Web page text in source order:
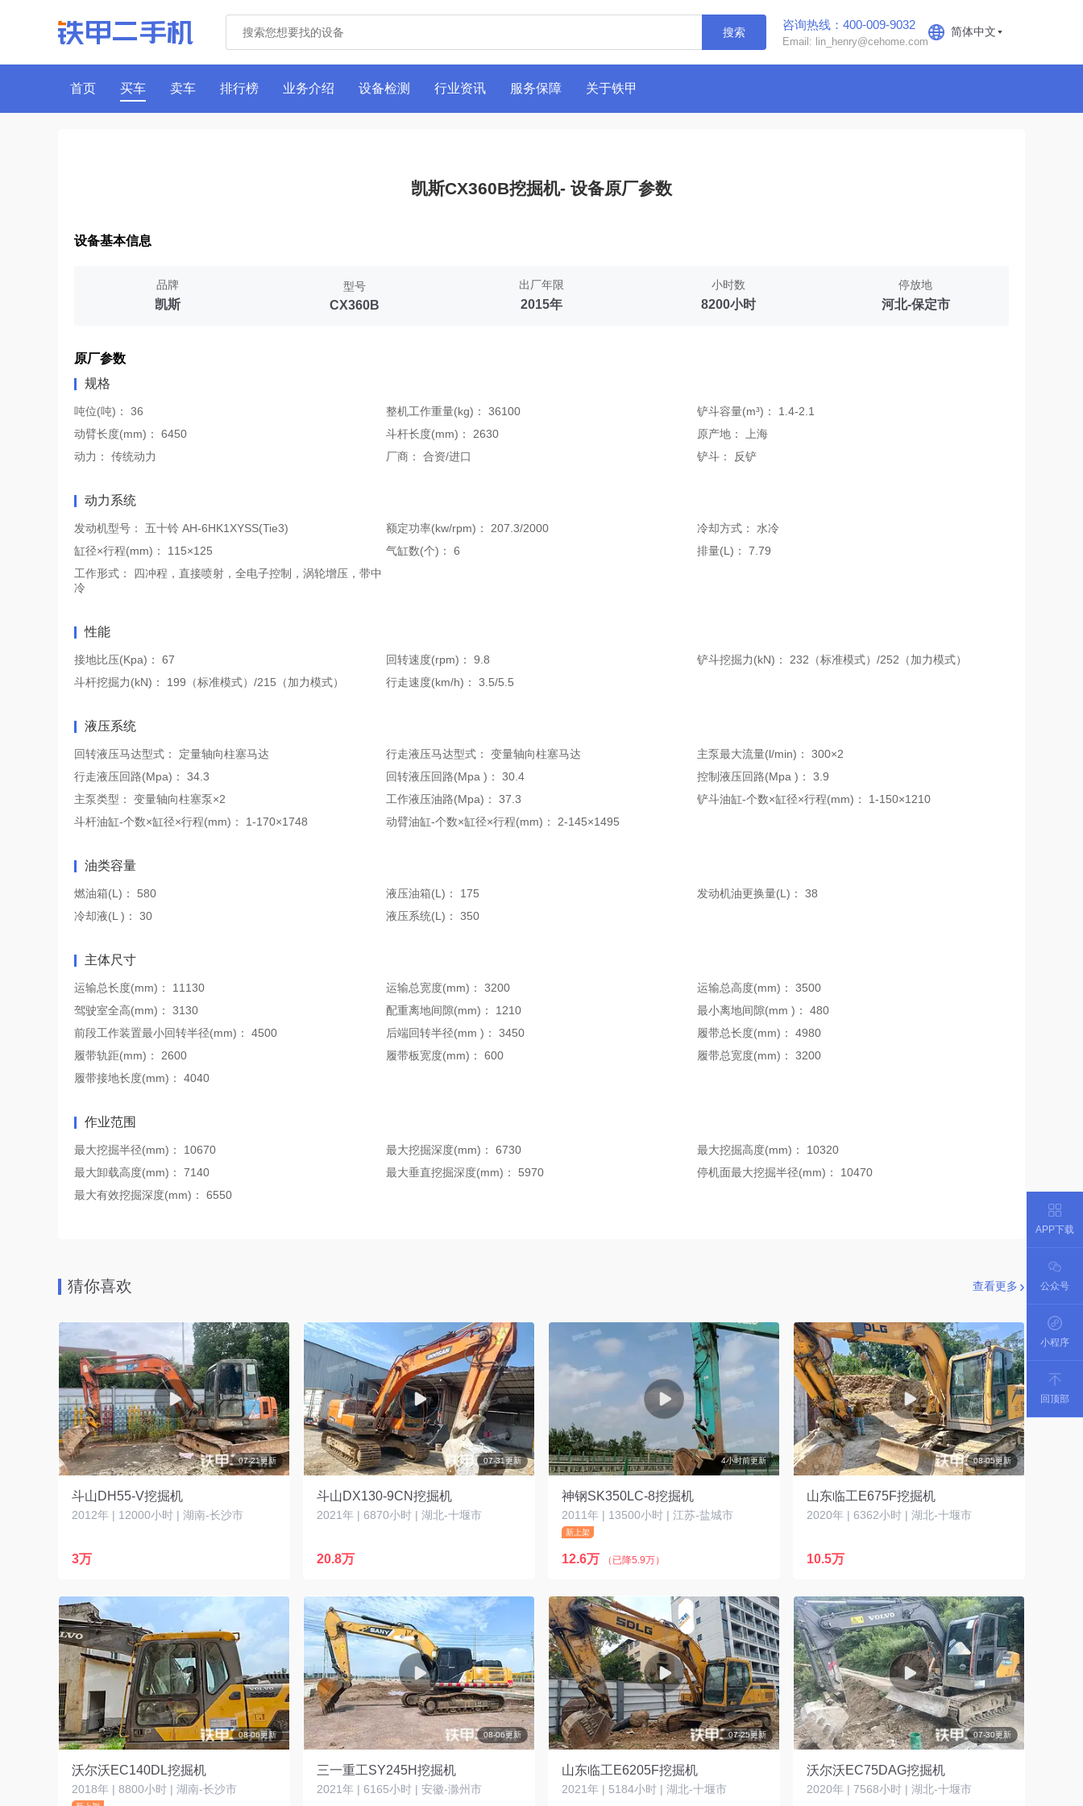
搜索
咨询热线：400-009-9032
Email: lin_henry@cehome.com
简体中文
首页 买车 卖车 排行榜 业务介绍 设备检测 行业资讯 服务保障 关于铁甲
凯斯CX360B挖掘机- 设备原厂参数
设备基本信息
品牌
凯斯
型号
CX360B
出厂年限
2015年
小时数
8200小时
停放地
河北-保定市
原厂参数
规格
吨位(吨)： 36 整机工作重量(kg)： 36100 铲斗容量(m³)：
1.4-2.1
动臂长度(mm)：
6450 斗杆长度(mm)： 2630 原产地：
上海
动力：
传统动力 厂商： 合资/进口 铲斗： 反铲
动力系统
发动机型号： 五十铃 AH-6HK1XYSS(Tie3) 额定功率(kw/rpm)： 207.3/2000 冷却方式：
水冷
缸径×行程(mm)：
115×125 气缸数(个)： 6 排量(L)：
7.79
工作形式：
四冲程，直接喷射，全电子控制，涡轮增压，带中
冷
性能
接地比压(Kpa)： 67 回转速度(rpm)： 9.8 铲斗挖掘力(kN)：
232（标准模式）/252（加力模式）
斗杆挖掘力(kN)：
199（标准模式）/215（加力模式） 行走速度(km/h)： 3.5/5.5
液压系统
回转液压马达型式： 定量轴向柱塞马达 行走液压马达型式： 变量轴向柱塞马达 主泵最大流量(l/min)：
300×2
行走液压回路(Mpa)：
34.3 回转液压回路(Mpa )： 30.4 控制液压回路(Mpa )：
3.9
主泵类型：
变量轴向柱塞泵×2 工作液压油路(Mpa)： 37.3 铲斗油缸-个数×缸径×行程(mm)：
1-150×1210
斗杆油缸-个数×缸径×行程(mm)：
1-170×1748 动臂油缸-个数×缸径×行程(mm)： 2-145×1495
油类容量
燃油箱(L)： 580 液压油箱(L)： 175 发动机油更换量(L)：
38
冷却液(L )：
30 液压系统(L)： 350
主体尺寸
运输总长度(mm)： 11130 运输总宽度(mm)： 3200 运输总高度(mm)：
3500
驾驶室全高(mm)：
3130 配重离地间隙(mm)： 1210 最小离地间隙(mm )：
480
前段工作装置最小回转半径(mm)：
4500 后端回转半径(mm )： 3450 履带总长度(mm)：
4980
履带轨距(mm)：
2600 履带板宽度(mm)： 600 履带总宽度(mm)：
3200
履带接地长度(mm)：
4040
作业范围
最大挖掘半径(mm)： 10670 最大挖掘深度(mm)： 6730 最大挖掘高度(mm)：
10320
最大卸载高度(mm)：
7140 最大垂直挖掘深度(mm)： 5970 停机面最大挖掘半径(mm)：
10470
最大有效挖掘深度(mm)：
6550
猜你喜欢 查看更多
07-21更新
斗山DH55-V挖掘机
2012年 | 12000小时 | 湖南-长沙市
3万
07-31更新
斗山DX130-9CN挖掘机
2021年 | 6870小时 | 湖北-十堰市
20.8万
4小时前更新
神钢SK350LC-8挖掘机
2011年 | 13500小时 | 江苏-盐城市
新上架
12.6万 （已降5.9万）
08-05更新
山东临工E675F挖掘机
2020年 | 6362小时 | 湖北-十堰市
10.5万
08-06更新
沃尔沃EC140DL挖掘机
2018年 | 8800小时 | 湖南-长沙市
08-06更新
三一重工SY245H挖掘机
2021年 | 6165小时 | 安徽-滁州市
07-25更新
山东临工E6205F挖掘机
2021年 | 5184小时 | 湖北-十堰市
07-30更新
沃尔沃EC75DAG挖掘机
2020年 | 7568小时 | 湖北-十堰市
APP下载
公众号
小程序
回顶部